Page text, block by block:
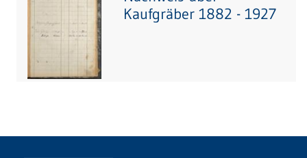
Kaufgräber 1882 - 1927